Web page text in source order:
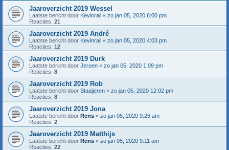
Jaaroverzicht 2019 Wessel
Laatste bericht door Kevinrail « zo jan 05, 2020 6:00 pm
Reacties: 21
Jaaroverzicht 2019 André
Laatste bericht door Kevinrail « zo jan 05, 2020 4:03 pm
Reacties: 12
Jaaroverzicht 2019 Durk
Laatste bericht door Jeroen « zo jan 05, 2020 1:09 pm
Reacties: 8
Jaaroverzicht 2019 Rob
Laatste bericht door Staaijeren « zo jan 05, 2020 12:02 pm
Reacties: 8
Jaaroverzicht 2019 Jona
Laatste bericht door Rens « zo jan 05, 2020 9:26 am
Reacties: 2
Jaaroverzicht 2019 Matthijs
Laatste bericht door Rens « zo jan 05, 2020 9:11 am
Reacties: 22